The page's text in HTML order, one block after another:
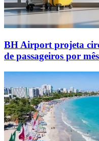
BH Airport projeta
de passageiros por mês